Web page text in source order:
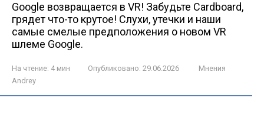
Google возвращается в VR! Забудьте Cardboard,
грядет что-то крутое! Слухи, утечки и наши
самые смелые предположения о новом VR
шлеме Google.
На чтение: 4 мин Опубликовано: 29.06.2026
Мнения
Andrey